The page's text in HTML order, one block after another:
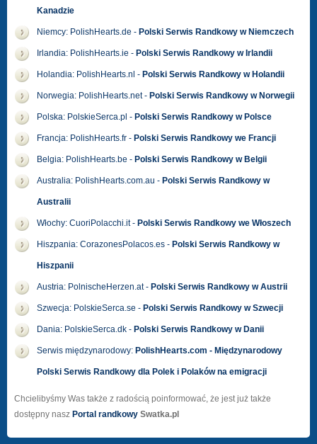
Kanadzie
Niemcy: PolishHearts.de - Polski Serwis Randkowy w Niemczech
Irlandia: PolishHearts.ie - Polski Serwis Randkowy w Irlandii
Holandia: PolishHearts.nl - Polski Serwis Randkowy w Holandii
Norwegia: PolishHearts.net - Polski Serwis Randkowy w Norwegii
Polska: PolskieSerca.pl - Polski Serwis Randkowy w Polsce
Francja: PolishHearts.fr - Polski Serwis Randkowy we Francji
Belgia: PolishHearts.be - Polski Serwis Randkowy w Belgii
Australia: PolishHearts.com.au - Polski Serwis Randkowy w
Australii
Włochy: CuoriPolacchi.it - Polski Serwis Randkowy we Włoszech
Hiszpania: CorazonesPolacos.es - Polski Serwis Randkowy w
Hiszpanii
Austria: PolnischeHerzen.at - Polski Serwis Randkowy w Austrii
Szwecja: PolskieSerca.se - Polski Serwis Randkowy w Szwecji
Dania: PolskieSerca.dk - Polski Serwis Randkowy w Danii
Serwis międzynarodowy: PolishHearts.com - Międzynarodowy
Polski Serwis Randkowy dla Polek i Polaków na emigracji
Chcielibyśmy Was także z radością poinformować, że jest już także
dostępny nasz Portal randkowy Swatka.pl